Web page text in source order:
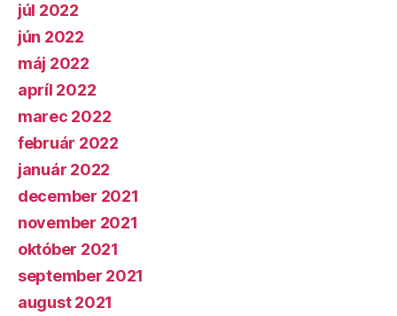
júl 2022
jún 2022
máj 2022
apríl 2022
marec 2022
február 2022
január 2022
december 2021
november 2021
október 2021
september 2021
august 2021